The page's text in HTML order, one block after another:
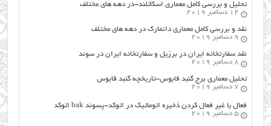
تحلیل و بررسی کامل معماری اسکاتلند-در دهه های مختلف
12 دسامبر 2019
نقد و بررسی کامل معماری دانمارک در دهه های مختلف
9 دسامبر 2019
نقد سفارتخانه ایران در برزیل و سفارتخانه ایران در سوئد
8 دسامبر 2019
تحلیل معماری برج گنبد قابوس-تاریخچه گنبد قابوس
7 دسامبر 2019
فعال یا غیر فعال کردن ذخیره اتوماتیک در اتوکد-پسوند bak اتوکد
5 دسامبر 2019